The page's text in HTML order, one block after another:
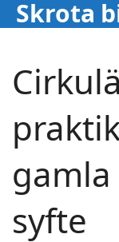
Hoppa
till
Skrota
syfte